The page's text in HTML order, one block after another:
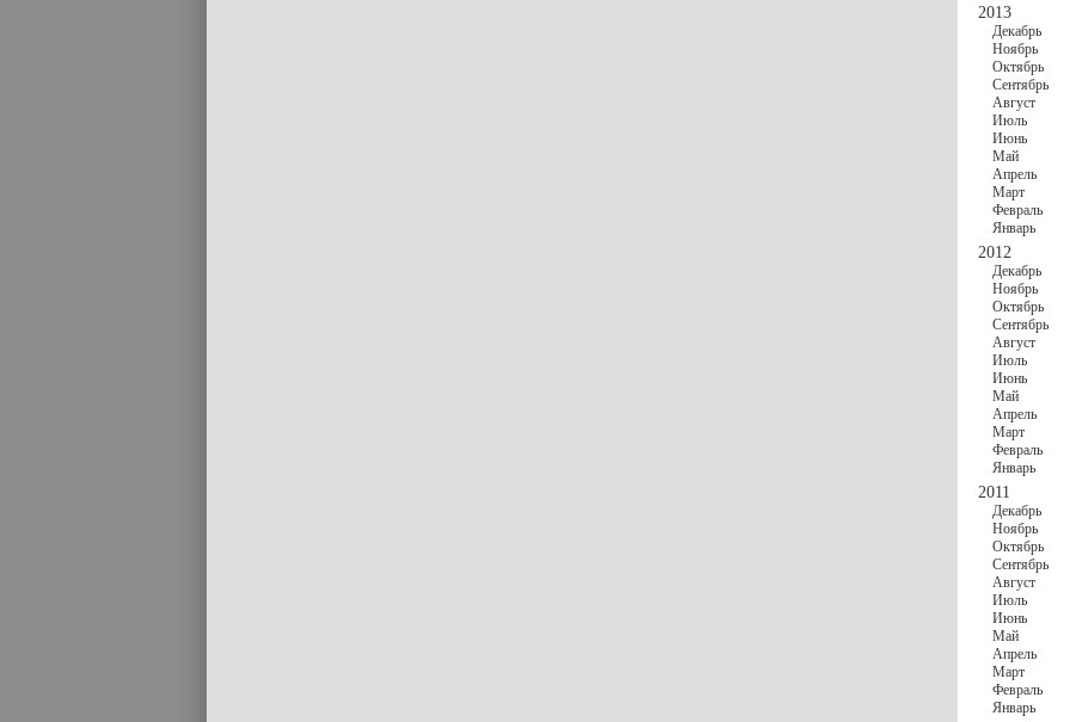
2013
Декабрь
Ноябрь
Октябрь
Сентябрь
Август
Июль
Июнь
Май
Апрель
Март
Февраль
Январь
2012
Декабрь
Ноябрь
Октябрь
Сентябрь
Август
Июль
Июнь
Май
Апрель
Март
Февраль
Январь
2011
Декабрь
Ноябрь
Октябрь
Сентябрь
Август
Июль
Июнь
Май
Апрель
Март
Февраль
Январь